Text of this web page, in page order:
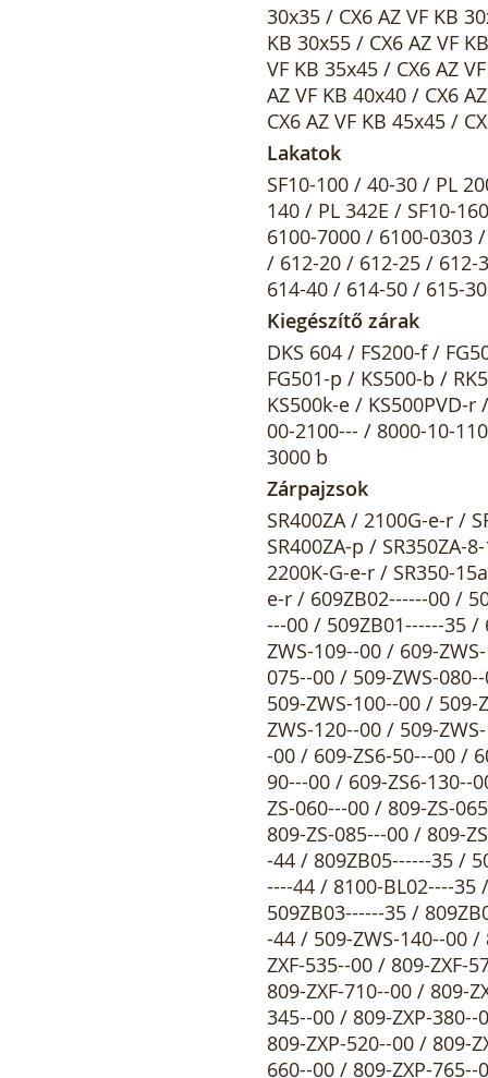
30x35 / CX6 AZ VF KB
KB 30x55 / CX6 AZ VF
VF KB 35x45 / CX6 AZ
AZ VF KB 40x40 / CX6
CX6 AZ VF KB 45x45 /
Lakatok
SF10-100 / 40-30 / PL
140 / PL 342E / SF10-
6100-7000 / 6100-0303
/ 612-20 / 612-25 / 612-
614-40 / 614-50 / 615-
Kiegészítő zárak
DKS 604 / FS200-f /
FG501-p / KS500-b /
KS500k-e / KS500PVD-
00-2100--- / 8000-10-
3000 b
Zárpajzsok
SR400ZA / 2100G-e-r /
SR400ZA-p / SR350ZA-
2200K-G-e-r / SR350-
e-r / 609ZB02------00 /
---00 / 509ZB01------35 /
ZWS-109--00 / 609-
075--00 / 509-ZWS-
509-ZWS-100--00 /
ZWS-120--00 / 509-
-00 / 609-ZS6-50---00 /
90---00 / 609-ZS6-130--
ZS-060---00 / 809-ZS-
809-ZS-085---00 / 809-
-44 / 809ZB05------35 /
----44 / 8100-BL02----35
509ZB03------35 /
-44 / 509-ZWS-140--00 /
ZXF-535--00 / 809-ZXF-
809-ZXF-710--00 / 809-
345--00 / 809-ZXP-380--
809-ZXP-520--00 / 809-
660--00 / 809-ZXP-